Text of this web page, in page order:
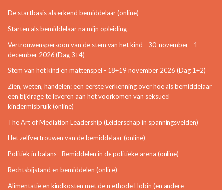
De startbasis als erkend bemiddelaar (online)
Starten als bemiddelaar na mijn opleiding
Vertrouwenspersoon van de stem van het kind - 30-november - 1
december 2026 (Dag 3+4)
Stem van het kind en mattenspel - 18+19 november 2026 (Dag 1+2)
Zien, weten, handelen: een eerste verkenning over hoe als bemiddelaar
een bijdrage te leveren aan het voorkomen van seksueel
kindermisbruik (online)
The Art of Mediation Leadership (Leiderschap in spanningsvelden)
Het zelfvertrouwen van de bemiddelaar (online)
Politiek in balans - Bemiddelen in de politieke arena (online)
Rechtsbijstand en bemiddelen (online)
Alimentatie en kindkosten met de methode Hobin (en andere